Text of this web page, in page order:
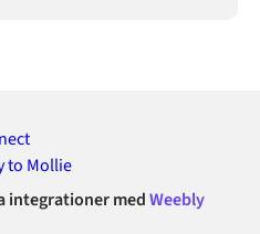
integrationer medWeebly